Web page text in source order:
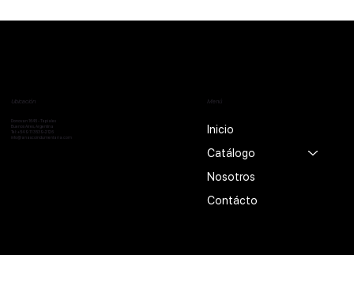
Donovan 1645 - Tapiales
Buenos Aires, Argentina
Tel:
+54 9 11 3539-2126
info@anascoindumentaria.com
Ubicación Menú
Inicio
Catálogo
Nosotros
Contácto